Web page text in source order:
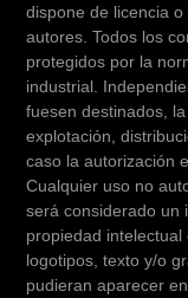
dispone de licencia
autores. Todos los
protegidos por la
industrial.
fuesen destinados,
explotación,
caso la autorización
Cualquier uso no
será considerado un
propiedad intelectual
logotipos, texto y/o
pudieran aparecer